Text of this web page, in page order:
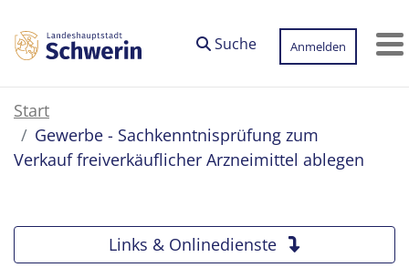
Suche
Anmelden
Start
Gewerbe - Sachkenntnisprüfung zum
Verkauf freiverkäuflicher Arzneimittel ablegen
Links & Onlinedienste